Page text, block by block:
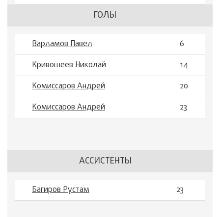
ГОЛЫ
Варламов Павел
6
Кривошеев Николай
14
Комиссаров Андрей
20
Комиссаров Андрей
23
АССИСТЕНТЫ
Багиров Рустам 23